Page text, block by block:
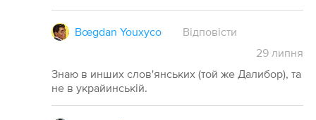
Bœgdan Youxyco
Відповісти
29 липня
Знаю в инших слов'янських (той же Далибор), та
не в украйинській.